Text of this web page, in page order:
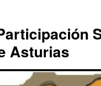
Asturias